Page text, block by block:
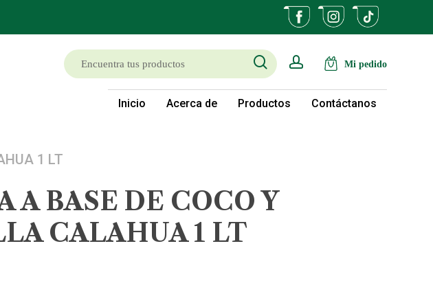
Inicio Acerca de Productos Contáctanos
searchaccount
1 LT
A BASE DE COCO Y
CALAHUA 1 LT